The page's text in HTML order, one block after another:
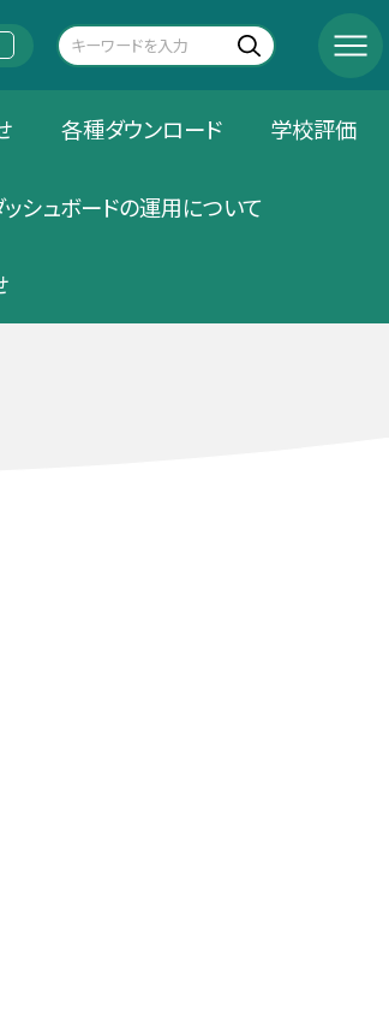
各種ダウンロード 学校評価
シュボードの運用について